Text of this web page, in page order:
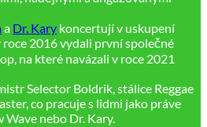
a Dr. Kary koncertují v uskupení
roce 2016 vydali první společné
na které navázali v roce 2021
Selector Boldrik, stálice Reggae
co pracuje s lidmi jako práve
Wave nebo Dr. Kary.